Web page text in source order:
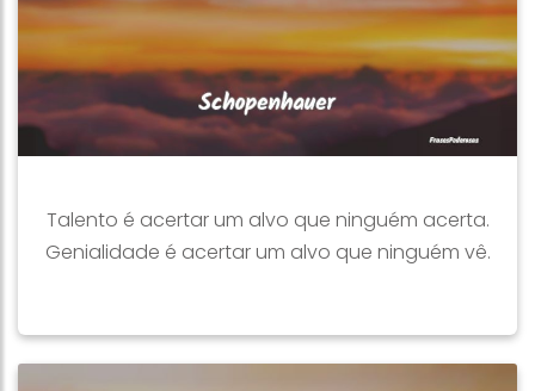
Talento é acertar um alvo que ninguém acerta.
Genialidade é acertar um alvo que ninguém vê.